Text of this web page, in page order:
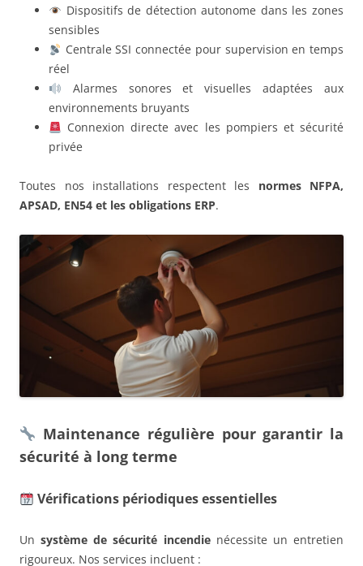
Dispositifs de détection autonome dans les zones
sensibles
Centrale SSI connectée pour supervision en temps
réel
Alarmes sonores et visuelles adaptées aux
environnements bruyants
Connexion directe avec les pompiers et sécurité
privée
Toutes nos installations respectent les normes NFPA,
APSAD, EN54 et les obligations ERP.
Maintenance régulière pour garantir la
sécurité à long terme
Vérifications périodiques essentielles
Unsystème de sécurité incendienécessite un entretien
rigoureux. Nos services incluent :